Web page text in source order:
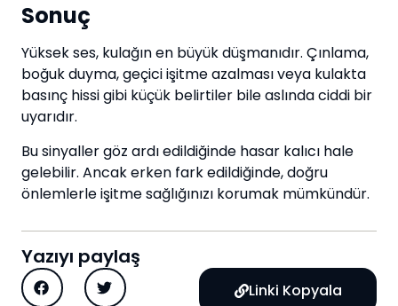
Sonuç
Yüksek ses, kulağın en büyük düşmanıdır. Çınlama,
boğuk duyma, geçici işitme azalması veya kulakta
basınç hissi gibi küçük belirtiler bile aslında ciddi bir
uyarıdır.
Bu sinyaller göz ardı edildiğinde hasar kalıcı hale
gelebilir. Ancak erken fark edildiğinde, doğru
önlemlerle işitme sağlığınızı korumak mümkündür.
Yazıyı paylaş
Linki Kopyala